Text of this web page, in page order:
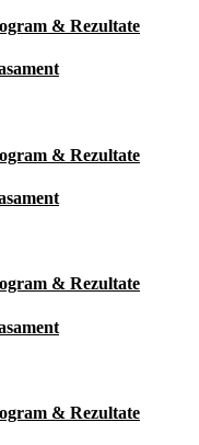
& Rezultate
& Rezultate
& Rezultate
& Rezultate